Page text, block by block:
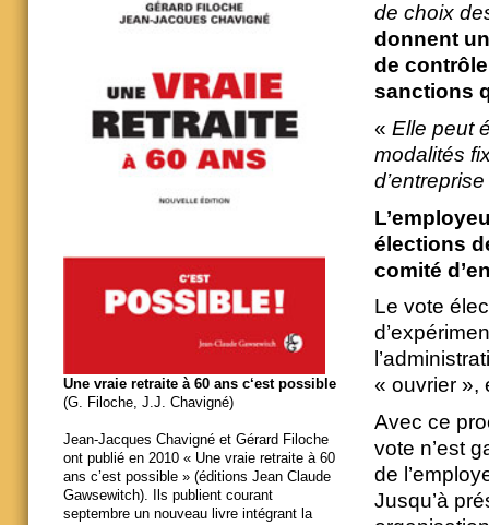
de choix
donnent
de
sanctions
« Elle peut
modalités
élections
comité
Le vote
« ouvrier »,
Avec ce
vote n’est
de
Jusqu’à
Une vraie retraite à 60 ans c‘est possible
(G. Filoche, J.J. Chavigné)
Jean-Jacques Chavigné et Gérard Filoche
ont publié en 2010 « Une vraie retraite à 60
ans c’est possible » (éditions Jean Claude
Gawsewitch). Ils publient courant
septembre un nouveau livre intégrant la